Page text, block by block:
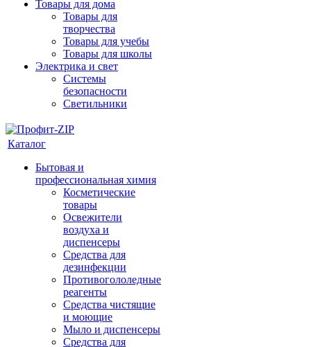
Товары для дома
Товары для
творчества
Товары для учебы
Товары для школы
Электрика и свет
Системы
безопасности
Светильники
Каталог
Бытовая и
профессиональная химия
Косметические
товары
Освежители
воздуха и
диспенсеры
Средства для
дезинфекции
Противогололедные
реагенты
Средства чистящие
и моющие
Мыло и диспенсеры
Средства для